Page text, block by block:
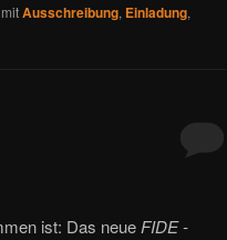
Ausschreibung, Einladung,
ist: Das neue FIDE -